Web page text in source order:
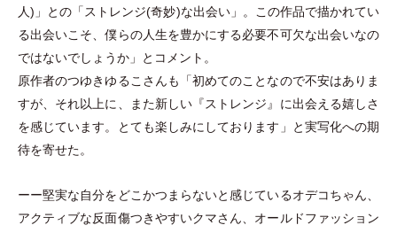
人) 」 との 「 ストレンジ(奇妙)な出会い」
。この作品で描かれてい
る出会いこそ、僕らの人生を豊かにする必要不可欠な出会いなの
ではないでしょうか 」
とコメント。
原作者のつゆきゆるこさんも
「初めてのことなので不安はありま
すが、それ以上に、また新しい『ストレンジ』に出会える嬉しさ
を感じています。とても楽しみにしております 」
と実写化への期
待を寄せた。
ーー堅実な自分をどこかつまらないと感じているオデコちゃん、
アクティブな反面傷つきやすいクマさん、オールドファッション